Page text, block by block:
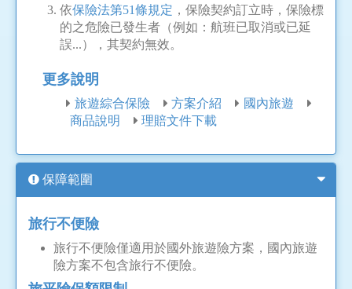
依保險法第51條規定 ，保險契約訂立時，保險標
的之危險已發生者（例如：航班已取消或已延
誤...），其契約無效。
更多說明
旅遊綜合保險 方案介紹
國內旅遊
商品說明
理賠文件下載
保障範圍
旅行不便險
旅行不便險僅適用於國外旅遊險方案，國內旅遊
險方案不包含旅行不便險。